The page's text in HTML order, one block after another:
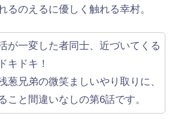
るのえるに優しく触れる幸村。
が一変した者同士、近づいてくる
キドキ！
葱兄弟の微笑ましいやり取りに、
こと間違いなしの第6話です。